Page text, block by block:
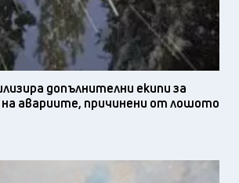
допълнителни екипи за
авариите, причинени от лошото